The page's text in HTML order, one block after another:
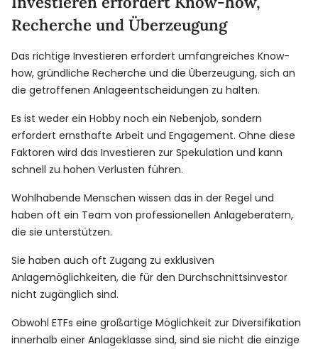
Recherche und Überzeugung
Das richtige Investieren erfordert umfangreiches Know-
how, gründliche Recherche und die Überzeugung, sich an
die getroffenen Anlageentscheidungen zu halten.
Es ist weder ein Hobby noch ein Nebenjob, sondern
erfordert ernsthafte Arbeit und Engagement. Ohne diese
Faktoren wird das Investieren zur Spekulation und kann
schnell zu hohen Verlusten führen.
Wohlhabende Menschen wissen das in der Regel und
haben oft ein Team von professionellen Anlageberatern,
die sie unterstützen.
Sie haben auch oft Zugang zu exklusiven
Anlagemöglichkeiten, die für den Durchschnittsinvestor
nicht zugänglich sind.
Obwohl ETFs eine großartige Möglichkeit zur Diversifikation
innerhalb einer Anlageklasse sind, sind sie nicht die einzige